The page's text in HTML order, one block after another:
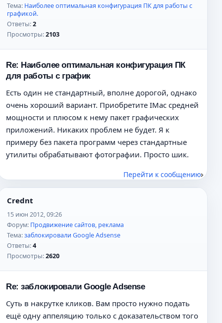
Тема: Наиболее оптимальная конфигурация ПК для работы с
графикой.
Ответы:2
Просмотры:2103
Re: Наиболее оптимальная конфигурация ПК
для работы с график
Есть один не стандартный, вполне дорогой, однако
очень хороший вариант. Приобретите IMac средней
мощности и плюсом к нему пакет графических
приложений. Никаких проблем не будет. Я к
примеру без пакета программ через стандартные
утилиты обрабатывают фотографии. Просто шик.
Перейти к сообщению
Crednt
15 июн 2012, 09:26
Форум: Продвижение сайтов, реклама
Тема:заблокировали Google Adsense
Ответы:4
Просмотры:2620
Re: заблокировали Google Adsense
Суть в накрутке кликов. Вам просто нужно подать
ещё одну аппеляцию только с доказательством того